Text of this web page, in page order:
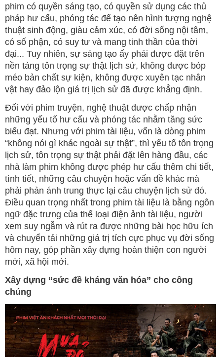
phim có quyền sáng tạo, có quyền sử dụng các thủ
pháp hư cấu, phóng tác để tạo nên hình tượng nghệ
thuật sinh động, giàu cảm xúc, có đời sống nội tâm,
có số phận, có suy tư và mang tinh thần của thời
đại... Tuy nhiên, sự sáng tạo ấy phải được đặt trên
nền tảng tôn trọng sự thật lịch sử, không được bóp
méo bản chất sự kiện, không được xuyên tạc nhân
vật hay đảo lộn giá trị lịch sử đã được khẳng định.
Đối với phim truyện, nghệ thuật được chấp nhận
những yếu tố hư cấu và phóng tác nhằm tăng sức
biểu đạt. Nhưng với phim tài liệu, vốn là dòng phim
“không nói gì khác ngoài sự thật”, thì yếu tố tôn trọng
lịch sử, tôn trọng sự thật phải đặt lên hàng đầu, các
nhà làm phim không được phép hư cấu thêm chi tiết,
tình tiết, những câu chuyện hoặc vấn đề khác mà
phải phản ánh trung thực lại câu chuyện lịch sử đó.
Điều quan trọng nhất trong phim tài liệu là bằng ngôn
ngữ đặc trưng của thể loại điện ảnh tài liệu, người
xem suy ngẫm và rút ra được những bài học hữu ích
và chuyển tải những giá trị tích cực phục vụ đời sống
hôm nay, góp phần xây dựng hoàn thiện con người
mới, xã hội mới.
Xây dựng “sức đề kháng văn hóa” cho công
chúng